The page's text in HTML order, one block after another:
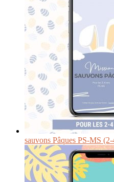
sauvons Pâques PS-MS (2-